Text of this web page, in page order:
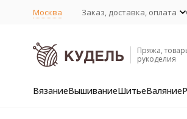
Москва Заказ, доставка, оплата
Пряжа,
рукоделия
ВязаниеВышиваниеШитьеВаляние